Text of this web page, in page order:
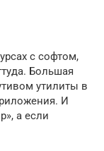
с софтом,
Большая
утилиты в
И
а если